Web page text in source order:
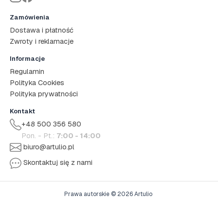
Zamówienia
Dostawa i płatność
Zwroty i reklamacje
Informacje
Regulamin
Polityka Cookies
Polityka prywatności
Kontakt
+48 500 356 580
Pon. - Pt.: 7:00 - 14:00
biuro@artulio.pl
Skontaktuj się z nami
Prawa autorskie © 2026 Artulio